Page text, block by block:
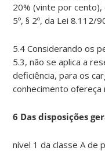
20% (vinte por
5º, § 2º, da Lei 8.112/
5.4 Considerando os
5.3, não se aplica a
deficiência, para os
conhecimento ofereça
6 Das disposições
nível 1 da classe A de